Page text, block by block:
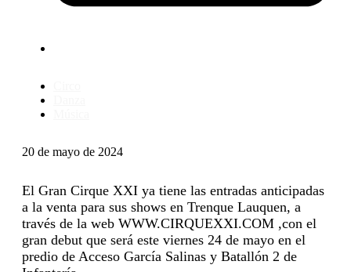
20 de mayo de 2024
El Gran Cirque XXI ya tiene las entradas anticipadas
a la venta para sus shows en Trenque Lauquen, a
través de la web WWW.CIRQUEXXI.COM ,con el
gran debut que será este viernes 24 de mayo en el
predio de Acceso García Salinas y Batallón 2 de